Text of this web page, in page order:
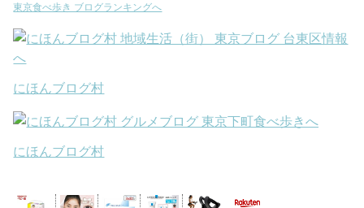
東京食べ歩き ブログランキングへ
にほんブログ村
にほんブログ村